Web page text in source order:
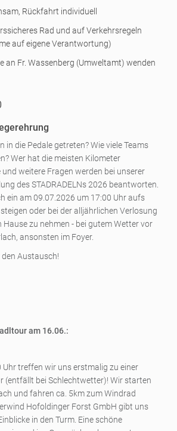
Rückfahrt individuell
Rad und auf Verkehrsregeln
auf eigene Verantwortung)
an Fr. Wassenberg (Umweltamt) wenden
in die Pedale getreten? Wie viele Teams
Wer hat die meisten Kilometer
und weitere Fragen werden bei unserer
des STADRADELNs 2026 beantworten.
ein am 09.07.2026 um 17:00 Uhr aufs
oder bei der alljährlichen Verlosung
Hause zu nehmen - bei gutem Wetter vor
ansonsten im Foyer.
Austausch!
am 16.06.:
Uhr treffen wir uns erstmalig zu einer
(entfällt bei Schlechtwetter)! Wir starten
und fahren ca. 5km zum Windrad
Hofoldinger Forst GmbH gibt uns
in den Turm. Eine schöne